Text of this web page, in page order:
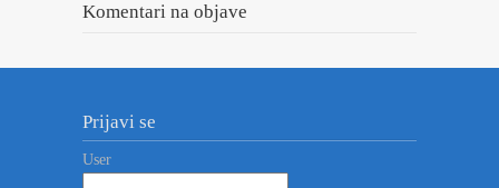
Komentari na objave
Prijavi se
User